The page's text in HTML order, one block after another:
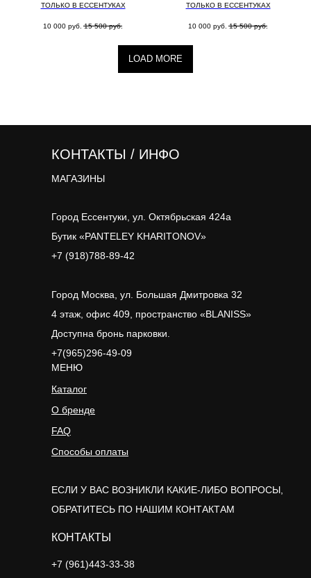
ТОЛЬКО В ЕССЕНТУКАХ
10 000 руб. 15 500 руб.
ТОЛЬКО В ЕССЕНТУКАХ
10 000 руб. 15 500 руб.
LOAD MORE
КОНТАКТЫ / ИНФО
МАГАЗИНЫ
МЕНЮ
КОНТАКТЫ
Каталог
О бренде
FAQ
+7 (961)443-33-38
Город Ессентуки, ул. Октябрьская 424а
Бутик «PANTELEY KHARITONOV»
+7 (918)788-89-42
Город Москва, ул. Большая Дмитровка 32
4 этаж, офис 409, пространство «BLANISS»
Доступна бронь парковки.
+7(965)296-49-09
ЕСЛИ У ВАС ВОЗНИКЛИ КАКИЕ-ЛИБО ВОПРОСЫ,
ОБРАТИТЕСЬ ПО НАШИМ КОНТАКТАМ
Способы оплаты